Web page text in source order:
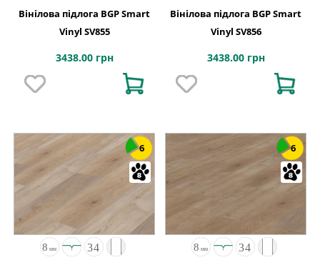
Вінілова підлога BGP Smart
Vinyl SV855
3438.00 грн
Вінілова підлога BGP Smart
Vinyl SV856
3438.00 грн
6 6